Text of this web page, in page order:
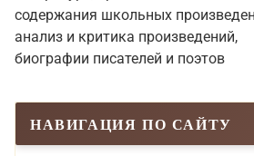
содержания школьных
анализ и критика произведений,
биографии писателей и поэтов
НАВИГАЦИЯ ПО САЙТУ